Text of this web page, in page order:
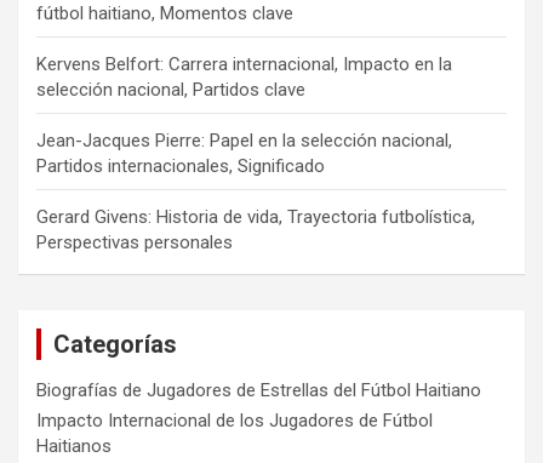
fútbol haitiano, Momentos clave
Kervens Belfort: Carrera internacional, Impacto en la
selección nacional, Partidos clave
Jean-Jacques Pierre: Papel en la selección nacional,
Partidos internacionales, Significado
Gerard Givens: Historia de vida, Trayectoria futbolística,
Perspectivas personales
Categorías
Biografías de Jugadores de Estrellas del Fútbol Haitiano
Impacto Internacional de los Jugadores de Fútbol
Haitianos